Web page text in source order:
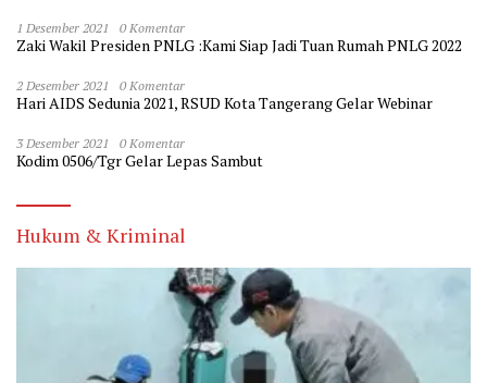
1 Desember 2021 0 Komentar
Zaki Wakil Presiden PNLG :Kami Siap Jadi Tuan Rumah PNLG 2022
2 Desember 2021 0 Komentar
Hari AIDS Sedunia 2021, RSUD Kota Tangerang Gelar Webinar
3 Desember 2021 0 Komentar
Kodim 0506/Tgr Gelar Lepas Sambut
Hukum & Kriminal